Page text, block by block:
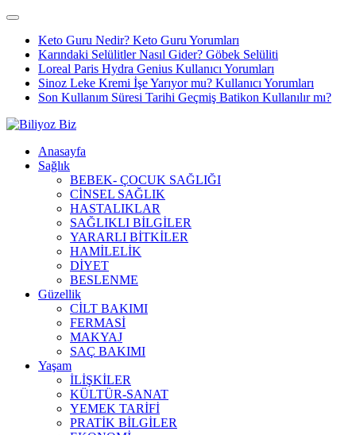
Keto Guru Nedir? Keto Guru Yorumları
Karındaki Selülitler Nasıl Gider? Göbek Selüliti
Loreal Paris Hydra Genius Kullanıcı Yorumları
Sinoz Leke Kremi İşe Yarıyor mu? Kullanıcı Yorumları
Son Kullanım Süresi Tarihi Geçmiş Batikon Kullanılır mı?
Anasayfa
Sağlık
BEBEK- ÇOCUK SAĞLIĞI
CİNSEL SAĞLIK
HASTALIKLAR
SAĞLIKLI BİLGİLER
YARARLI BİTKİLER
HAMİLELİK
DİYET
BESLENME
Güzellik
CİLT BAKIMI
FERMASİ
MAKYAJ
SAÇ BAKIMI
Yaşam
İLİŞKİLER
KÜLTÜR-SANAT
YEMEK TARİFİ
PRATİK BİLGİLER